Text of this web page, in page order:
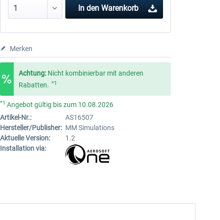
In den Warenkorb
Merken
Achtung: Nicht kombinierbar mit anderen
Rabatten. *1
*1 Angebot gültig bis zum 10.08.2026
Artikel-Nr.:
AS16507
Hersteller/Publisher: MM Simulations
Aktuelle Version:
1.2
Installation via: